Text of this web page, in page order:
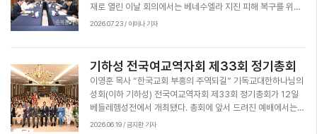
재로 열린 이날 회의에서는 베네수엘라 지진 피해 복구를 위한
모금, 사이비 종교인 신천지·통일교에 대한 강력한 법적 조치를
요청 등을 안건으로 심의했다. 또 기타 안건으로 기하성 교단을
탈퇴해 현재 교단과 관계없는 순복음영산신학원의 향후 조치에
대해 의견을 나눴다. 총무 보고에서는 한국오순절 100주년 기
념대회 준비성회 일정과 2026 육군훈련소 진중침례식, 교회
성장협력국 제3차 미래목회비전컨퍼런스 등 주요 사역 계획이
보고 됐다. 이영훈 목사는 한국오순절 100주년을 앞두고 모든
사역을 기도로 준비하며 교단의 연합과 부흥을 위해 힘써 줄 것
2026.07.23 / 이미나 기자
기하성 전국여교역자회 제33회 정기총회
이영훈 목사 “한국교회 부흥의 주역되길” 기독교대한하나님의
성회(이하 기하성) 전국여교역자회 제33회 정기총회가 12일
베들레헴성전에서 개최됐다. 총회에 앞서 드려진 예배에서는
대표회장 이영훈 목사가 강사로 ‘내 영을 부어주리니’(욜
2026.06.19 / 금지환 기자